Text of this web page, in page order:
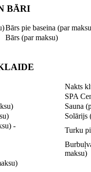
BĀRI
Bārs pie baseina (par
Bārs (par maksu)
Nakts
SPA
Sauna
Solārijs
-
Turku
maksu)